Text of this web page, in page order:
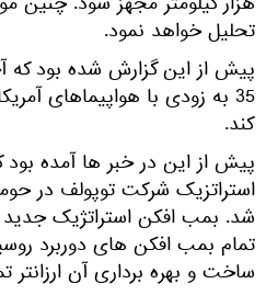
تحلیل خواهد نمود.
کند.
پیش از این در خبر ها آمده
استراتزیک شرکت توپولف در
شد. بمب افکن استراتژیک جدید
تمام بمب افکن های دوربرد
ساخت و بهره برداری آن